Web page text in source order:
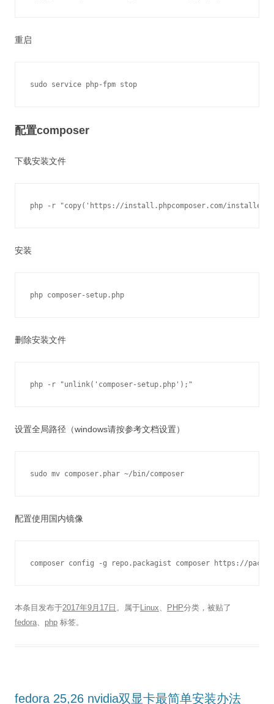
重启
配置composer
下载安装文件
安装
删除安装文件
设置全局路径（windows请按参考文档设置）
配置使用国内镜像
本条目发布于2017年9月17日 。属于Linux PHP分类，被贴了
fedora
php 标签。
fedora 25,26 nvidia双显卡最简单安装办法